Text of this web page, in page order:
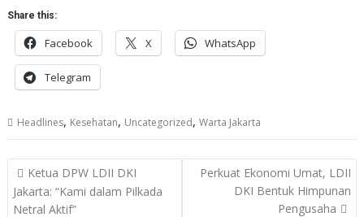
Share this:
Facebook X WhatsApp
Telegram
Headlines, Kesehatan, Uncategorized,Warta Jakarta
Post
navigation
Ketua DPW LDII DKI
Jakarta: “Kami dalam Pilkada
Netral Aktif”
Perkuat Ekonomi Umat, LDII
DKI Bentuk Himpunan
Pengusaha